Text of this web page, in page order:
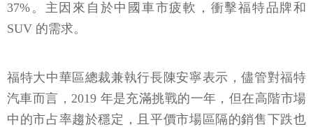
37%。主因來自於中國車市疲軟，衝擊福特品牌和
SUV 的需求。
福特大中華區總裁兼執行長陳安寧表示，儘管對福特
汽車而言，2019 年是充滿挑戰的一年，但在高階市場
中的市占率趨於穩定，且平價市場區隔的銷售下跌也